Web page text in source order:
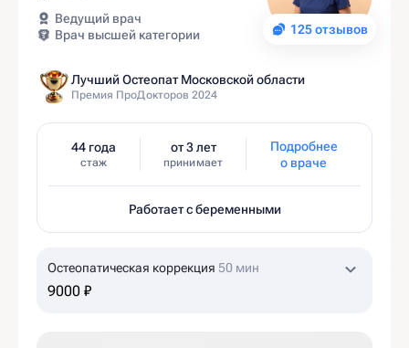
125 отзывов
Ведущий врач
Врач высшей категории
Лучший Остеопат Московской области
Премия ПроДокторов 2024
44 года
стаж
от 3 лет
принимает
Подробнее
о враче
Работает с беременными
Остеопатическая коррекция 50 мин
9000 ₽